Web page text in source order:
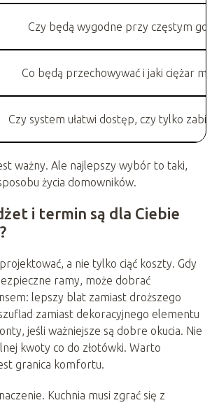
Czy będą wygodne przy częstym
Co będą przechowywać i jaki ciężar
Czy system ułatwi dostęp, czy tylko
ważny. Ale najlepszy wybór to taki,
życia domowników.
i termin są dla Ciebie
a nie tylko ciąć koszty. Gdy
ramy, może dobrać
lepszy blat zamiast droższego
zamiast dekoracyjnego elementu
jeśli ważniejsze są dobre okucia. Nie
kwoty co do złotówki. Warto
granica komfortu.
Kuchnia musi zgrać się z